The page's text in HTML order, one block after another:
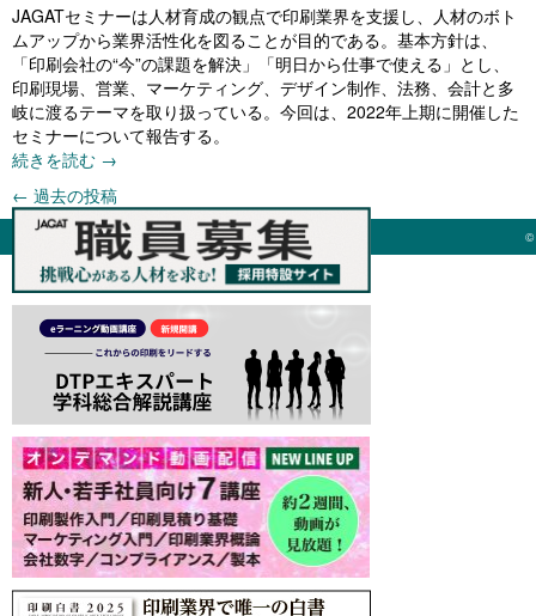
JAGATセミナーは人材育成の観点で印刷業界を支援し、人材のボト
ムアップから業界活性化を図ることが目的である。基本方針は、
「印刷会社の“今”の課題を解決」「明日から仕事で使える」とし、
印刷現場、営業、マーケティング、デザイン制作、法務、会計と多
岐に渡るテーマを取り扱っている。今回は、2022年上期に開催した
セミナーについて報告する。
続きを読む →
← 過去の投稿
©